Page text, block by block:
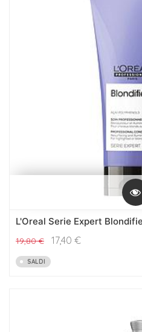
L'Oreal Serie Expert
19,80€ 17,40 €
SALDI